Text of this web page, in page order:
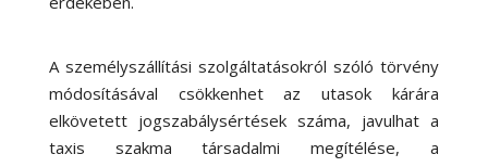
A személyszállítási szolgáltatásokról szóló törvény
módosításával csökkenhet az utasok kárára
elkövetett jogszabálysértések száma, javulhat a
taxis szakma társadalmi megítélése, a